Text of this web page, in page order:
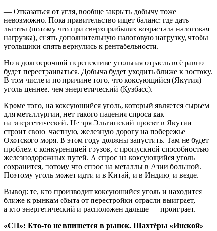
— Отказаться от угля, вообще закрыть добычу тоже
невозможно. Пока правительство ищет баланс: где дать
льготы (потому что при сверхприбылях возрастала налоговая
нагрузка), снять дополнительную налоговую нагрузку, чтобы
угольщики опять вернулись к рентабельности.
Но в долгосрочной перспективе угольная отрасль всё равно
будет перестраиваться. Добыча будет уходить ближе к востоку.
В том числе и по причине того, что коксующийся (Якутия)
уголь ценнее, чем энергетический (Кузбасс).
Кроме того, на коксующийся уголь, который является сырьем
для металлургии, нет такого падения спроса как
на энергетический. Не зря Эльгинский проект в Якутии
строит свою, частную, железную дорогу на побережье
Охотского моря. В этом году должны запустить. Там не будет
проблем с конкуренцией грузов, с пропускной способностью
железнодорожных путей. А спрос на коксующийся уголь
сохранится, потому что спрос на металлы в Азии большой.
Поэтому уголь может идти и в Китай, и в Индию, и везде.
Вывод: те, кто производит коксующийся уголь и находится
ближе к рынкам сбыта от перестройки отрасли выиграет,
а кто энергетический и расположен дальше — проиграет.
«СП»: Кто-то не впишется в рынок. Шахтёры «Инской»